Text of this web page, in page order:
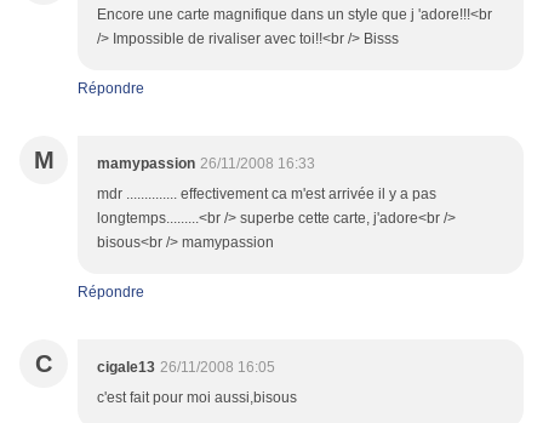
Encore une carte magnifique dans un style que j 'adore!!!<br
/> Impossible de rivaliser avec toi!!<br /> Bisss
Répondre
M mamypassion 26/11/2008 16:33
mdr .............. effectivement ca m'est arrivée il y a pas
longtemps.........<br /> superbe cette carte, j'adore<br />
bisous<br /> mamypassion
Répondre
C cigale13 26/11/2008 16:05
c'est fait pour moi aussi,bisous